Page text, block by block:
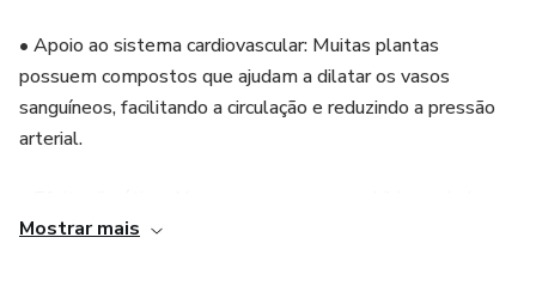
• Apoio ao sistema cardiovascular: Muitas plantas
possuem compostos que ajudam a dilatar os vasos
sanguíneos, facilitando a circulação e reduzindo a pressão
arterial.
eliminar o excesso de líquidos e sódio, fatores que
Mostrar mais